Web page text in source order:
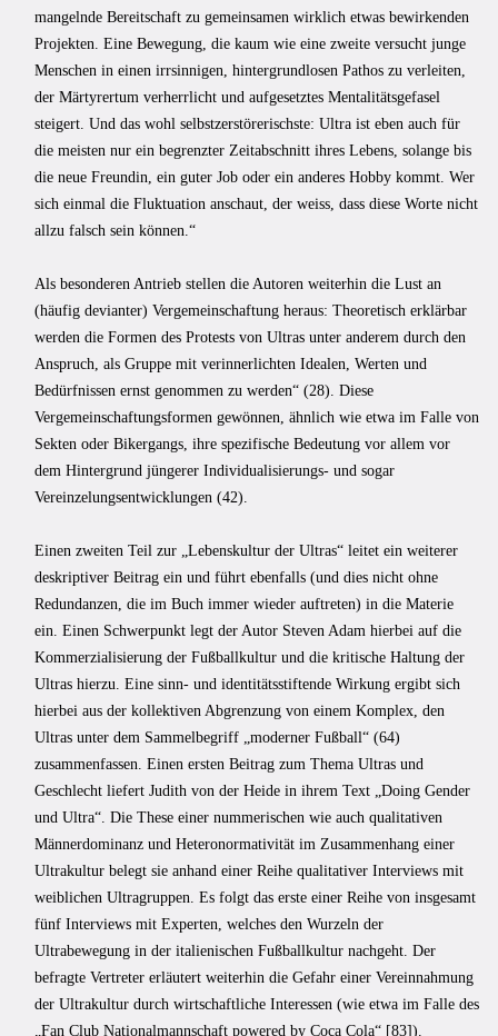
mangelnde Bereitschaft zu gemeinsamen wirklich etwas bewirkenden
Projekten. Eine Bewegung, die kaum wie eine zweite versucht junge
Menschen in einen irrsinnigen, hintergrundlosen Pathos zu verleiten,
der Märtyrertum verherrlicht und aufgesetztes Mentalitätsgefasel
steigert. Und das wohl selbstzerstörerischste: Ultra ist eben auch für
die meisten nur ein begrenzter Zeitabschnitt ihres Lebens, solange bis
die neue Freundin, ein guter Job oder ein anderes Hobby kommt. Wer
sich einmal die Fluktuation anschaut, der weiss, dass diese Worte nicht
allzu falsch sein können.“
Als besonderen Antrieb stellen die Autoren weiterhin die Lust an
(häufig devianter) Vergemeinschaftung heraus: Theoretisch erklärbar
werden die Formen des Protests von Ultras unter anderem durch den
Anspruch, als Gruppe mit verinnerlichten Idealen, Werten und
Bedürfnissen ernst genommen zu werden“ (28). Diese
Vergemeinschaftungsformen gewönnen, ähnlich wie etwa im Falle von
Sekten oder Bikergangs, ihre spezifische Bedeutung vor allem vor
dem Hintergrund jüngerer Individualisierungs- und sogar
Vereinzelungsentwicklungen (42).
Einen zweiten Teil zur „Lebenskultur der Ultras“ leitet ein weiterer
deskriptiver Beitrag ein und führt ebenfalls (und dies nicht ohne
Redundanzen, die im Buch immer wieder auftreten) in die Materie
ein. Einen Schwerpunkt legt der Autor Steven Adam hierbei auf die
Kommerzialisierung der Fußballkultur und die kritische Haltung der
Ultras hierzu. Eine sinn- und identitätsstiftende Wirkung ergibt sich
hierbei aus der kollektiven Abgrenzung von einem Komplex, den
Ultras unter dem Sammelbegriff „moderner Fußball“ (64)
zusammenfassen. Einen ersten Beitrag zum Thema Ultras und
Geschlecht liefert Judith von der Heide in ihrem Text „Doing Gender
und Ultra“. Die These einer nummerischen wie auch qualitativen
Männerdominanz und Heteronormativität im Zusammenhang einer
Ultrakultur belegt sie anhand einer Reihe qualitativer Interviews mit
weiblichen Ultragruppen. Es folgt das erste einer Reihe von insgesamt
fünf Interviews mit Experten, welches den Wurzeln der
Ultrabewegung in der italienischen Fußballkultur nachgeht. Der
befragte Vertreter erläutert weiterhin die Gefahr einer Vereinnahmung
der Ultrakultur durch wirtschaftliche Interessen (wie etwa im Falle des
„Fan Club Nationalmannschaft powered by Coca Cola“ [83]).